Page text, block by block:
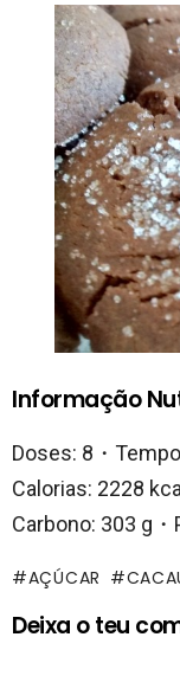
Informação
Doses: 8・
Calorias: 2228
Carbono: 303 g
AÇÚCAR
Deixa o teu